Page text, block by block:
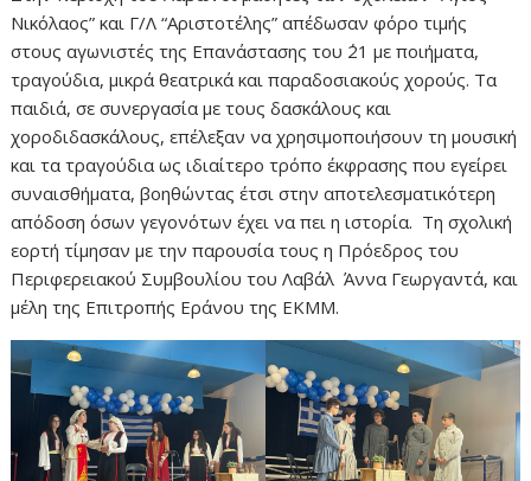
Νικόλαος” και Γ/Λ “Αριστοτέλης” απέδωσαν φόρο τιμής
στους αγωνιστές της Επανάστασης του ΄21 με ποιήματα,
τραγούδια, μικρά θεατρικά και παραδοσιακούς χορούς. Τα
παιδιά, σε συνεργασία με τους δασκάλους και
χοροδιδασκάλους, επέλεξαν να χρησιμοποιήσουν τη μουσική
και τα τραγούδια ως ιδιαίτερο τρόπο έκφρασης που εγείρει
συναισθήματα, βοηθώντας έτσι στην αποτελεσματικότερη
απόδοση όσων γεγονότων έχει να πει η ιστορία. Τη σχολική
εορτή τίμησαν με την παρουσία τους η Πρόεδρος του
Περιφερειακού Συμβουλίου του Λαβάλ Άννα Γεωργαντά, και
μέλη της Επιτροπής Εράνου της ΕΚΜΜ.